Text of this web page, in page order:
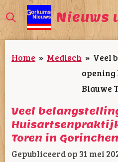
Ga
direct
naar
de
Nieuws
Home » Medisch » Veel
Blauwe
Veel
Toren in
Gepubliceerd op 31 mei